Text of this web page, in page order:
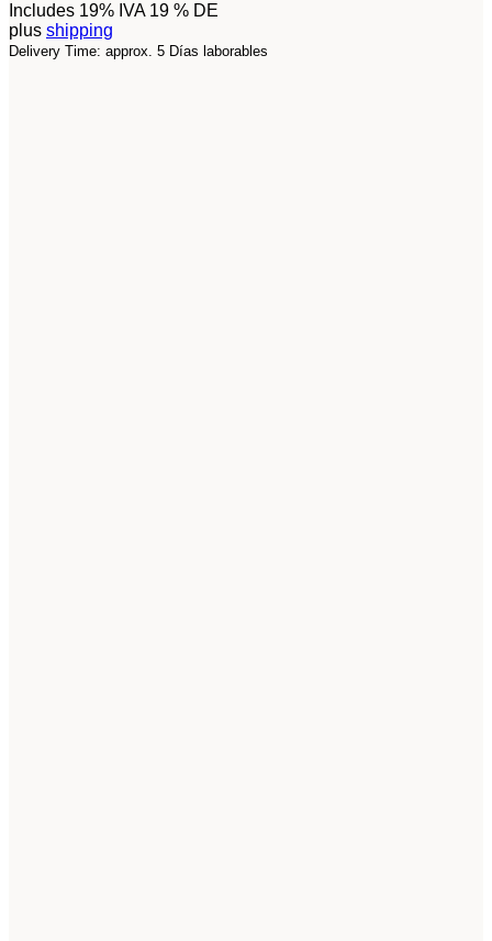
Includes 19% IVA 19 % DE
plus shipping
Delivery Time: approx. 5 Días laborables